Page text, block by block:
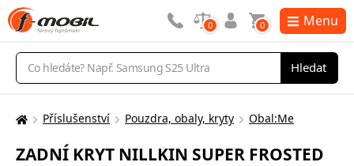
Vyhledávání
Hledat
0 0 Menu
Zde
nacházíte:
Příslušenství Pouzdra, obaly, kryty Obal:Me
ZADNÍ KRYT NILLKIN SUPER FROSTED